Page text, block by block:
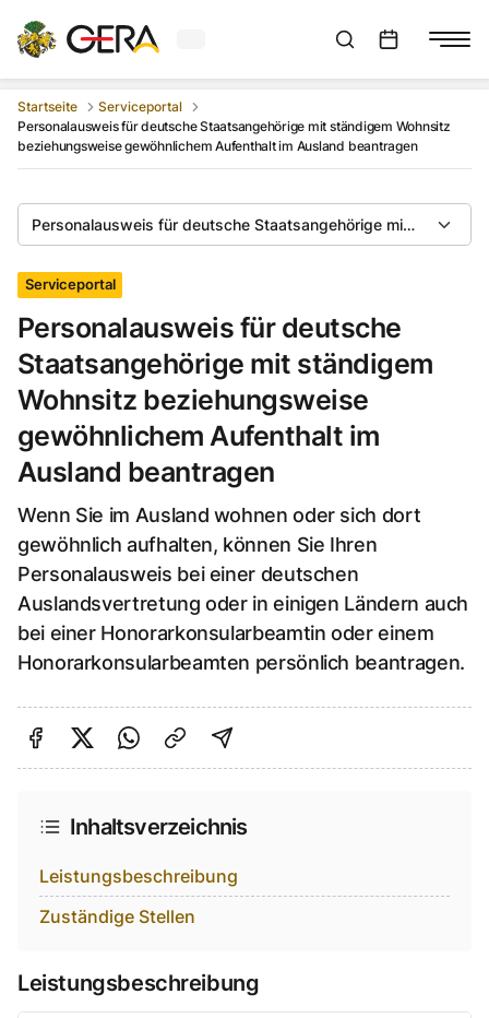
Aktuelles Wetter in GeraSuchleiste anzeigen
Startseite
Serviceportal
Personalausweis für deutsche Staatsangehörige mit ständigem Wohnsitz
beziehungsweise gewöhnlichem Aufenthalt im Ausland beantragen
Personalausweis für deutsche Staatsangehörige mit
Serviceportal
Personalausweis für deutsche
Staatsangehörige mit ständigem
Wohnsitz beziehungsweise
gewöhnlichem Aufenthalt im
Ausland beantragen
Wenn Sie im Ausland wohnen oder sich dort
gewöhnlich aufhalten, können Sie Ihren
Personalausweis bei einer deutschen
Auslandsvertretung oder in einigen Ländern auch
bei einer Honorarkonsularbeamtin oder einem
Honorarkonsularbeamten persönlich beantragen.
Auf Facebook teilen
Auf Twitter teilen
Per Link teilen
shareViaEmail
Inhaltsverzeichnis
Leistungsbeschreibung
Zuständige Stellen
Leistungsbeschreibung